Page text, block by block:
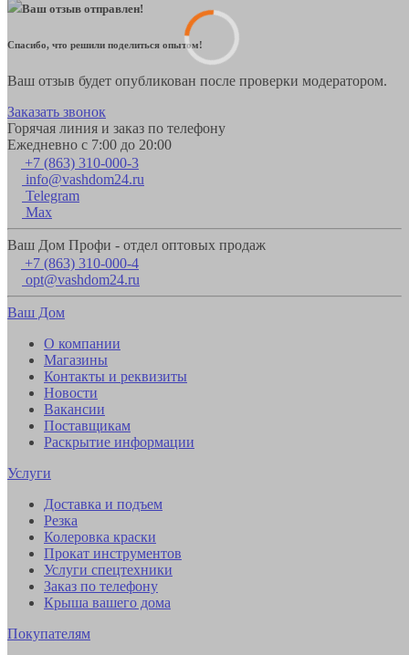
Ваш отзыв отправлен!
Спасибо, что решили поделиться опытом!
Ваш отзыв будет опубликован после проверки модератором.
Заказать звонок
Горячая линия и заказ по телефону
Ежедневно с 7:00 до 20:00
+7 (863) 310-000-3
info@vashdom24.ru
Telegram
Max
Ваш Дом Профи - отдел оптовых продаж
+7 (863) 310-000-4
opt@vashdom24.ru
Ваш Дом
О компании
Магазины
Контакты и реквизиты
Новости
Вакансии
Поставщикам
Раскрытие информации
Услуги
Доставка и подъем
Резка
Колеровка краски
Прокат инструментов
Услуги спецтехники
Заказ по телефону
Крыша вашего дома
Покупателям